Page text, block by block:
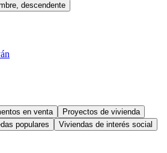
descendente
en venta
Proyectos de vivienda
populares Viviendas de interés social